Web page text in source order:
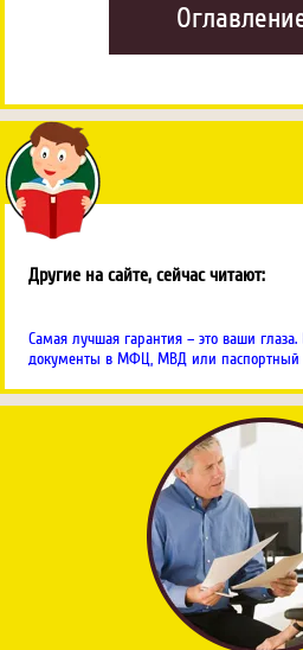
Другие на сайте, сейчас читают:
Самая лучшая гарантия – это ваши
документы в МФЦ, МВД или паспортный